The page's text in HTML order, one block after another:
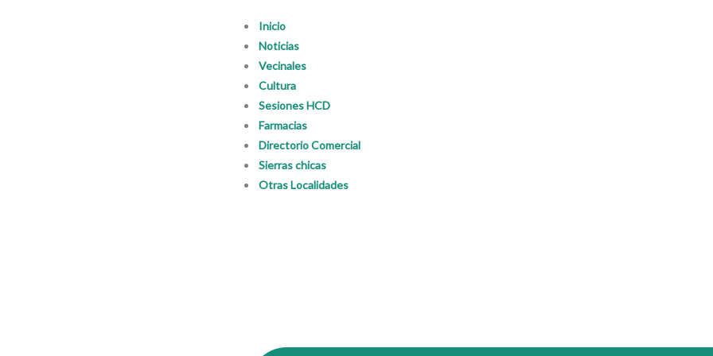
Inicio
Noticias
Vecinales
Cultura
Sesiones HCD
Farmacias
Directorio Comercial
Sierras chicas
Otras Localidades